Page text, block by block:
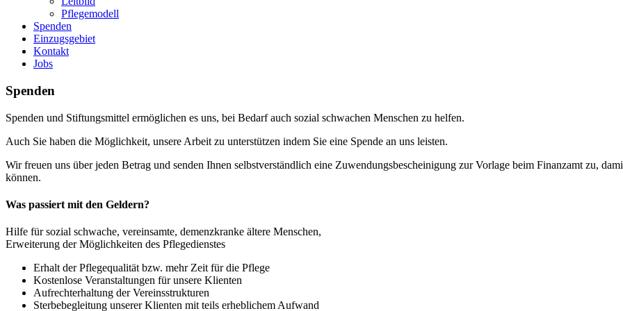
Pflegemodell
Spenden
Einzugsgebiet
Kontakt
Jobs
Spenden
Spenden und Stiftungsmittel ermöglichen es uns, bei Bedarf auch sozial schwachen Menschen zu helfen.
Auch Sie haben die Möglichkeit, unsere Arbeit zu unterstützen indem Sie eine Spende an uns leisten.
Wir freuen uns über jeden Betrag und senden Ihnen selbstverständlich eine Zuwendungsbescheinigung zur Vorlage beim Finanzamt zu,
können.
Was passiert mit den Geldern?
Hilfe für sozial schwache, vereinsamte, demenzkranke ältere Menschen,
Erweiterung der Möglichkeiten des Pflegedienstes
Erhalt der Pflegequalität bzw. mehr Zeit für die Pflege
Kostenlose Veranstaltungen für unsere Klienten
Aufrechterhaltung der Vereinsstrukturen
Sterbebegleitung unserer Klienten mit teils erheblichem Aufwand